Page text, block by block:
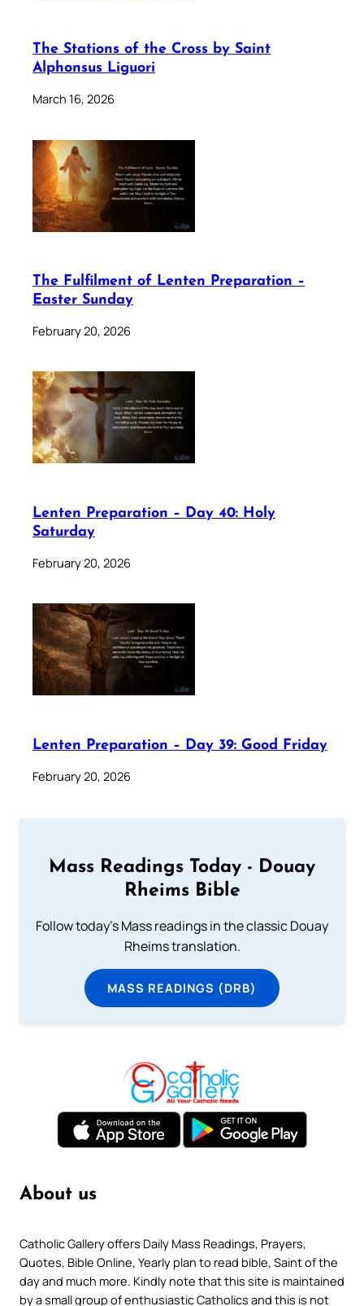
The Stations of the Cross by Saint
Alphonsus Liguori
March 16, 2026
The Fulfilment of Lenten Preparation –
Easter Sunday
February 20, 2026
Lenten Preparation – Day 40: Holy
Saturday
February 20, 2026
Lenten Preparation – Day 39: Good Friday
February 20, 2026
Mass Readings Today - Douay
Rheims Bible
Follow today's Mass readings in the classic Douay
Rheims translation.
MASS READINGS (DRB)
About us
Catholic Gallery offers Daily Mass Readings, Prayers,
Quotes, Bible Online, Yearly plan to read bible, Saint of the
day and much more. Kindly note that this site is maintained
by a small group of enthusiastic Catholics and this is not